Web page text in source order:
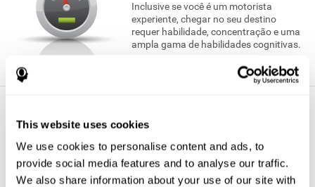
This website uses cookies
We use cookies to personalise content and ads, to
provide social media features and to analyse our traffic.
We also share information about your use of our site with
Inclusive se você é um motorista
experiente, chegar no seu destino
requer habilidade, concentração e uma
ampla gama de habilidades cognitivas.
habilidades cognitivas que nos
permitem conhecer e saudar as
pessoas que nos rodeiam.